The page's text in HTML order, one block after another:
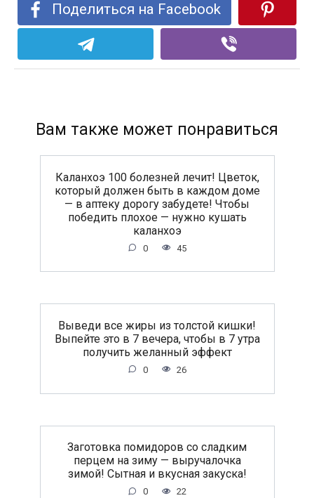
Поделиться на Facebook
Вам также может понравиться
Каланхоэ 100 болезней лечит! Цветок,
который должен быть в каждом доме
— в аптеку дорогу забудете! Чтобы
победить плохое — нужно кушать
каланхоэ
0 45
Выведи все жиры из толстой кишки!
Выпейте это в 7 вечера, чтобы в 7 утра
получить желанный эффект
0 26
Заготовка помидоров со сладким
перцем на зиму — выручалочка
зимой! Сытная и вкусная закуска!
0 22